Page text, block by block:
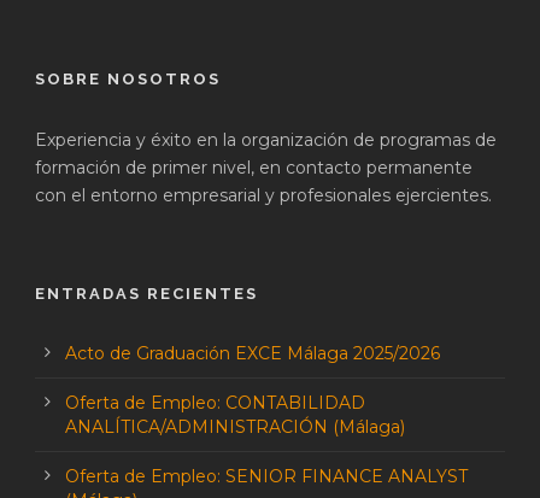
SOBRE NOSOTROS
Experiencia y éxito en la organización de programas de
formación de primer nivel, en contacto permanente
con el entorno empresarial y profesionales ejercientes.
ENTRADAS RECIENTES
Acto de Graduación EXCE Málaga 2025/2026
Oferta de Empleo: CONTABILIDAD
ANALÍTICA/ADMINISTRACIÓN (Málaga)
Oferta de Empleo: SENIOR FINANCE ANALYST